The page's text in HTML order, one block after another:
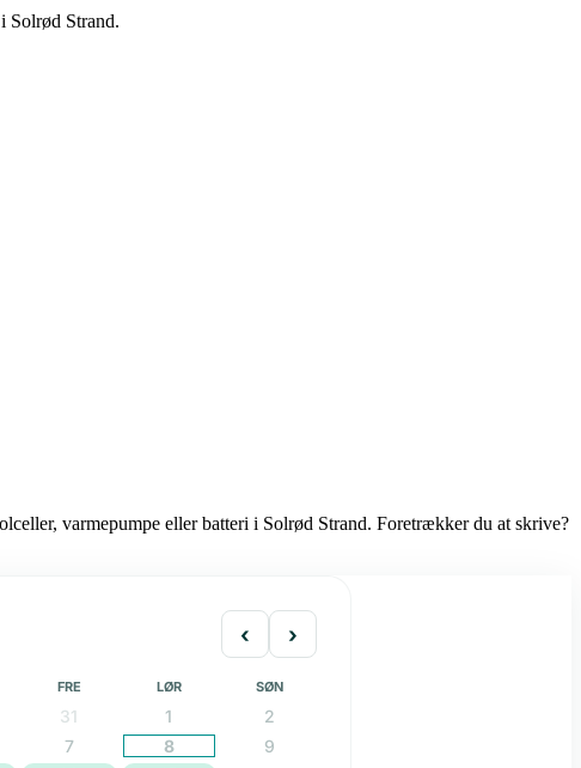
Solrød Strand.
varmepumpe eller batteri i Solrød Strand. Foretrækker du at skrive?